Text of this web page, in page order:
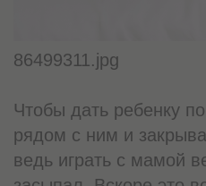
86499311.jpg
Чтобы дать ребенку
рядом с ним и
ведь играть с мамой